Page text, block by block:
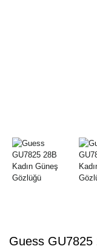
Guess GU7825